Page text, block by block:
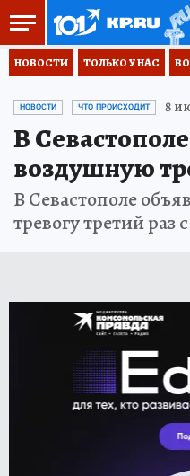
НОВОСТИ ТОЛЬКО У НАС
НОВОСТИ ЧТО ПРОИСХОДИТ 8
В
воздушную
В Севастополе
тревогу третий раз